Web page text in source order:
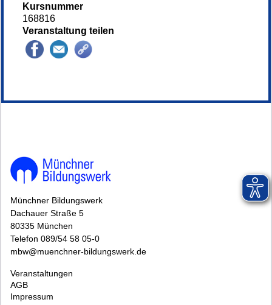
Kursnummer
168816
Veranstaltung teilen
Münchner Bildungswerk
Dachauer Straße 5
80335 München
Telefon 089/54 58 05-0
mbw@muenchner-bildungswerk.de
Veranstaltungen
AGB
Impressum